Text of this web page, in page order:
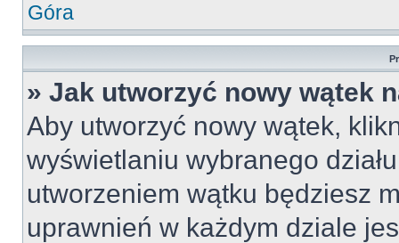
Góra
» Jak utworzyć nowy wątek
Aby utworzyć nowy wątek,
wyświetlaniu wybranego
utworzeniem wątku będziesz
uprawnień w każdym dziale